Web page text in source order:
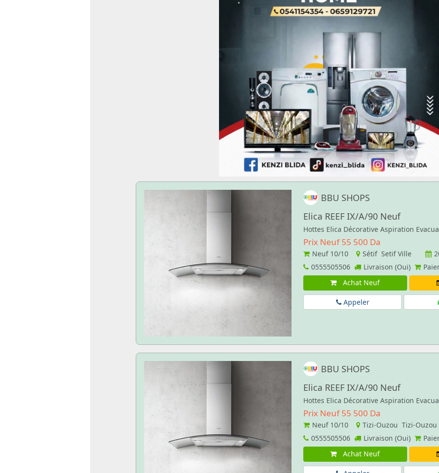
BBU SHOPS
Elica REEF IX/A/90 Neuf
Hottes Elica Décorative Aspiration
Prix Neuf 55 500 Da
Neuf 10/10 Sétif Setif Ville
0555505506
Livraison (Oui)
Achat Neuf
Appeler
BBU SHOPS
Elica REEF IX/A/90 Neuf
Hottes Elica Décorative Aspiration
Prix Neuf 55 500 Da
Neuf 10/10
Tizi-Ouzou Tizi-
0555505506
Livraison (Oui)
Achat Neuf